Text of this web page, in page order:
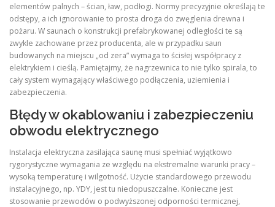
elementów palnych – ścian, ław, podłogi. Normy precyzyjnie określają te
odstępy, a ich ignorowanie to prosta droga do zwęglenia drewna i
pożaru. W saunach o konstrukcji prefabrykowanej odległości te są
zwykle zachowane przez producenta, ale w przypadku saun
budowanych na miejscu „od zera” wymaga to ścisłej współpracy z
elektrykiem i cieślą. Pamiętajmy, że nagrzewnica to nie tylko spirala, to
cały system wymagający właściwego podłączenia, uziemienia i
zabezpieczenia.
Błędy w okablowaniu i zabezpieczeniu
obwodu elektrycznego
Instalacja elektryczna zasilająca saunę musi spełniać wyjątkowo
rygorystyczne wymagania ze względu na ekstremalne warunki pracy –
wysoką temperaturę i wilgotność. Użycie standardowego przewodu
instalacyjnego, np. YDY, jest tu niedopuszczalne. Konieczne jest
stosowanie przewodów o podwyższonej odporności termicznej,